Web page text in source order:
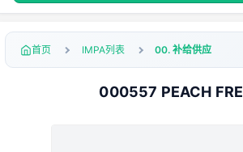
首页 IMPA列表 00. 补给供应
000557 PEACH